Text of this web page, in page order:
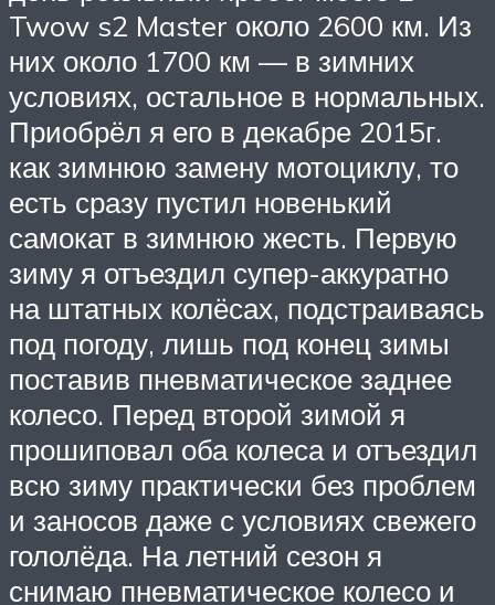
Twow s2 Master около 2600 км. Из
них около 1700 км — в зимних
условиях, остальное в нормальных.
Приобрёл я его в декабре 2015г.
как зимнюю замену мотоциклу, то
есть сразу пустил новенький
самокат в зимнюю жесть. Первую
зиму я отъездил супер-аккуратно
на штатных колёсах, подстраиваясь
под погоду, лишь под конец зимы
поставив пневматическое заднее
колесо. Перед второй зимой я
прошиповал оба колеса и отъездил
всю зиму практически без проблем
и заносов даже с условиях свежего
гололёда. На летний сезон я
снимаю пневматическое колесо и